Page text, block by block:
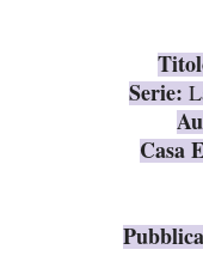
Serie:
Casa